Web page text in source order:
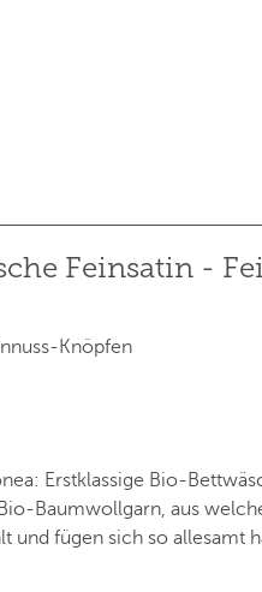
Feinsatin -
Knöpfen
Erstklassige Bio-
Baumwollgarn, aus
und fügen sich so